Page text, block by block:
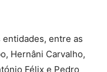
entre as
Hernâni Carvalho,
Félix e Pedro